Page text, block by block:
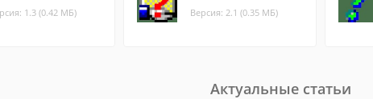
1.3 (0.42 МБ) Версия: 2.1 (0.35 МБ)
Актуальные статьи